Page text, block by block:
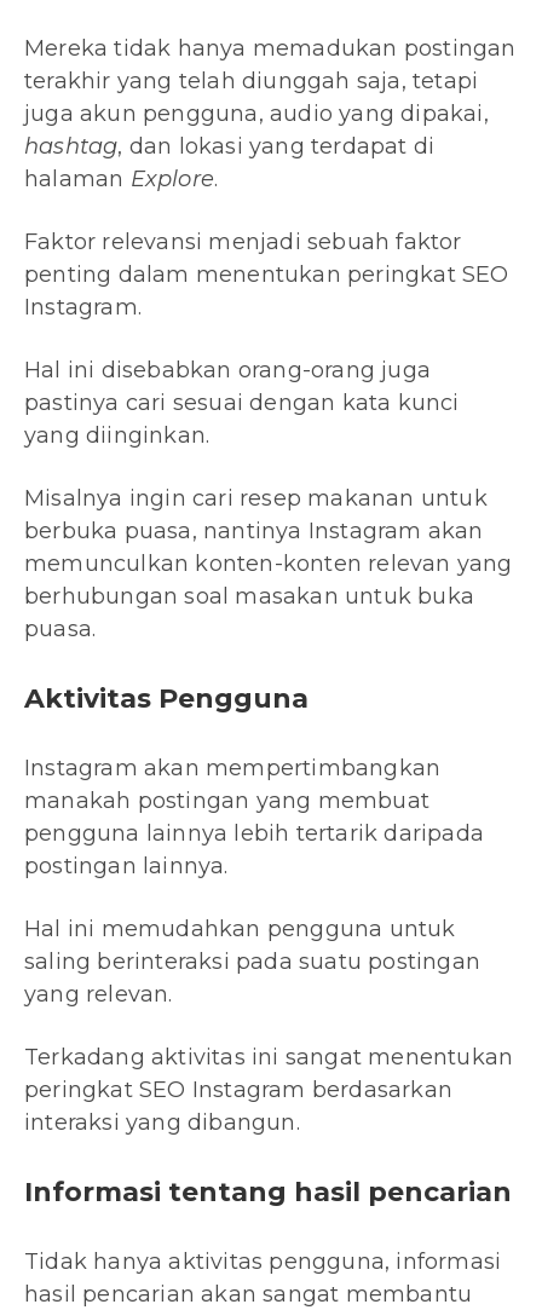
Mereka tidak hanya memadukan postingan
terakhir yang telah diunggah saja, tetapi
juga akun pengguna, audio yang dipakai,
hashtag, dan lokasi yang terdapat di
halaman Explore.
Faktor relevansi menjadi sebuah faktor
penting dalam menentukan peringkat SEO
Instagram.
Hal ini disebabkan orang-orang juga
pastinya cari sesuai dengan kata kunci
yang diinginkan.
Misalnya ingin cari resep makanan untuk
berbuka puasa, nantinya Instagram akan
memunculkan konten-konten relevan yang
berhubungan soal masakan untuk buka
puasa.
Aktivitas Pengguna
Instagram akan mempertimbangkan
manakah postingan yang membuat
pengguna lainnya lebih tertarik daripada
postingan lainnya.
Hal ini memudahkan pengguna untuk
saling berinteraksi pada suatu postingan
yang relevan.
Terkadang aktivitas ini sangat menentukan
peringkat SEO Instagram berdasarkan
interaksi yang dibangun.
Informasi tentang hasil pencarian
Tidak hanya aktivitas pengguna, informasi
hasil pencarian akan sangat membantu